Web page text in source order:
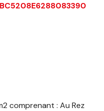
comprenant : Au Rez